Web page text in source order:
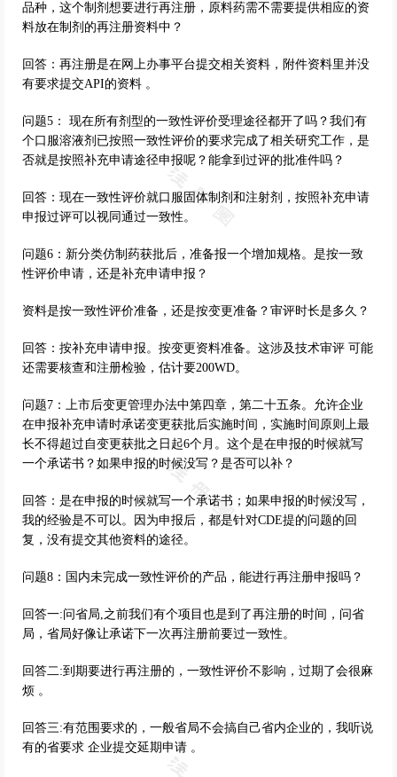
品种，这个制剂想要进行再注册，原料药需不需要提供相应的资
料放在制剂的再注册资料中？
回答：再注册是在网上办事平台提交相关资料，附件资料里并没
有要求提交API的资料 。
问题5： 现在所有剂型的一致性评价受理途径都开了吗？我们有
个口服溶液剂已按照一致性评价的要求完成了相关研究工作，是
否就是按照补充申请途径申报呢？能拿到过评的批准件吗？
回答：现在一致性评价就口服固体制剂和注射剂，按照补充申请
申报过评可以视同通过一致性。
问题6：新分类仿制药获批后，准备报一个增加规格。是按一致
性评价申请，还是补充申请申报？
资料是按一致性评价准备，还是按变更准备？审评时长是多久？
回答：按补充申请申报。按变更资料准备。这涉及技术审评 可能
还需要核查和注册检验，估计要200WD。
问题7：上市后变更管理办法中第四章，第二十五条。允许企业
在申报补充申请时承诺变更获批后实施时间，实施时间原则上最
长不得超过自变更获批之日起6个月。这个是在申报的时候就写
一个承诺书？如果申报的时候没写？是否可以补？
回答：是在申报的时候就写一个承诺书；如果申报的时候没写，
我的经验是不可以。因为申报后，都是针对CDE提的问题的回
复，没有提交其他资料的途径。
问题8：国内未完成一致性评价的产品，能进行再注册申报吗？
回答一:问省局,之前我们有个项目也是到了再注册的时间，问省
局，省局好像让承诺下一次再注册前要过一致性。
回答二:到期要进行再注册的，一致性评价不影响，过期了会很麻
烦 。
回答三:有范围要求的，一般省局不会搞自己省内企业的，我听说
有的省要求 企业提交延期申请 。